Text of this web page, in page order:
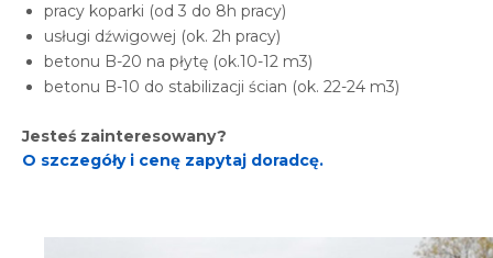
pracy koparki (od 3 do 8h pracy)
usługi dźwigowej (ok. 2h pracy)
betonu B-20 na płytę (ok.10-12 m3)
betonu B-10 do stabilizacji ścian (ok. 22-24 m3)
Jesteś zainteresowany?
O szczegóły i cenę zapytaj doradcę.